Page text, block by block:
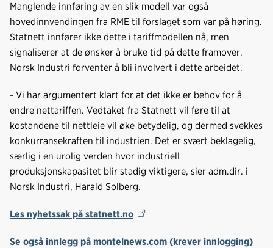
Manglende innføring av en slik modell var også
hovedinnvendingen fra RME til forslaget som var på høring.
Statnett innfører ikke dette i tariffmodellen nå, men
signaliserer at de ønsker å bruke tid på dette framover.
Norsk Industri forventer å bli involvert i dette arbeidet.
- Vi har argumentert klart for at det ikke er behov for å
endre nettariffen. Vedtaket fra Statnett vil føre til at
kostandene til nettleie vil øke betydelig, og dermed svekkes
konkurransekraften til industrien. Det er svært beklagelig,
særlig i en urolig verden hvor industriell
produksjonskapasitet blir stadig viktigere, sier adm.dir. i
Norsk Industri, Harald Solberg.
Les nyhetssak på statnett.no
Se også innlegg på montelnews.com (krever innlogging)